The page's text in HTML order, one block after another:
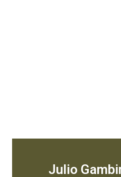
Julio